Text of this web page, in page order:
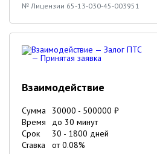
№ Лицензии 65-13-030-45-003951
Взаимодействие
Сумма 30000 - 500000 ₽
Время
до 30 минут
Срок
30 - 1800 дней
Ставка
от0.08%